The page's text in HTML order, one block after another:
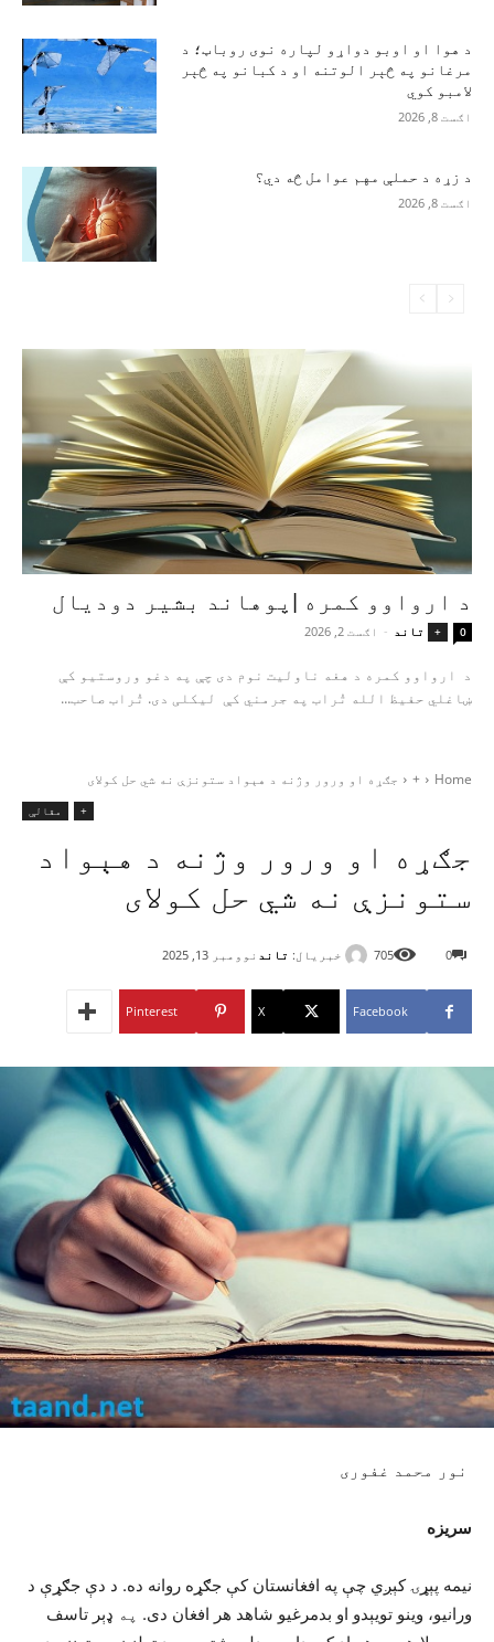
د هوا او اوبو دواړو لپاره نوی روباټ؛ د
مرغانو په څېر الوتنه او د کبانو په څېر
لامبو کوي
اګست 8, 2026
د زړه د حملې مهم عوامل څه دي؟
اګست 8, 2026
د ارواوو کمره |پوهاند بشیر دودیال
+ تاند - اګست 2, 2026 0
د ارواوو کمره د هغه ناولیت نوم دی چې په دغو وروستیو کې
ښاغلي حفیظ الله تُراب په جرمني کې لیکلی دی. تُراب صاحب...